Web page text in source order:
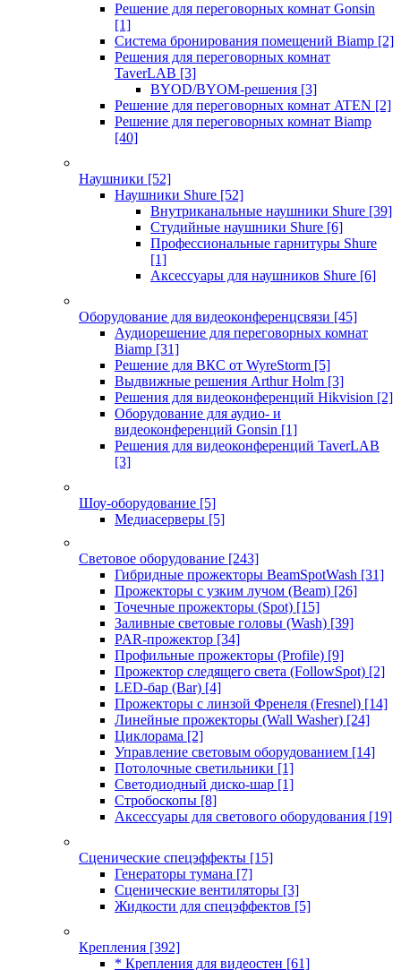
Решение для переговорных комнат Gonsin
[1]
Система бронирования помещений Biamp [2]
Решения для переговорных комнат
TaverLAB [3]
BYOD/BYOM-решения [3]
Решение для переговорных комнат ATEN [2]
Решение для переговорных комнат Biamp
[40]
Наушники [52]
Наушники Shure [52]
Внутриканальные наушники Shure [39]
Студийные наушники Shure [6]
Профессиональные гарнитуры Shure
[1]
Аксессуары для наушников Shure [6]
Оборудование для видеоконференцсвязи [45]
Аудиорешение для переговорных комнат
Biamp [31]
Решение для ВКС от WyreStorm [5]
Выдвижные решения Arthur Holm [3]
Решения для видеоконференций Hikvision [2]
Оборудование для аудио- и
видеоконференций Gonsin [1]
Решения для видеоконференций TaverLAB
[3]
Шоу-оборудование [5]
Медиасерверы [5]
Световое оборудование [243]
Гибридные прожекторы BeamSpotWash [31]
Прожекторы с узким лучом (Beam) [26]
Точечные прожекторы (Spot) [15]
Заливные световые головы (Wash) [39]
PAR-прожектор [34]
Профильные прожекторы (Profile) [9]
Прожектор следящего света (FollowSpot) [2]
LED-бар (Bar) [4]
Прожекторы с линзой Френеля (Fresnel) [14]
Линейные прожекторы (Wall Washer) [24]
Циклорама [2]
Управление световым оборудованием [14]
Потолочные светильники [1]
Светодиодный диско-шар [1]
Стробоскопы [8]
Аксессуары для светового оборудования [19]
Сценические спецэффекты [15]
Генераторы тумана [7]
Сценические вентиляторы [3]
Жидкости для спецэффектов [5]
Крепления [392]
* Крепления для видеостен [61]